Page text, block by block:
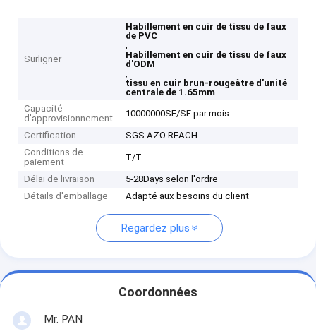
Surligner
Habillement en cuir de tissu de faux
de PVC
,
Habillement en cuir de tissu de faux
d'ODM
,
tissu en cuir brun-rougeâtre d'unité
centrale de 1.65mm
Capacité
d'approvisionnement
10000000SF/SF par mois
Certification
SGS AZO REACH
Conditions de
paiement
T/T
Délai de livraison
5-28Days selon l'ordre
Détails d'emballage
Adapté aux besoins du client
Regardez plus
Coordonnées
Mr. PAN